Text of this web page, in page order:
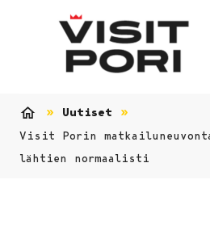
Uutiset
Visit Porin
lähtien normaalisti